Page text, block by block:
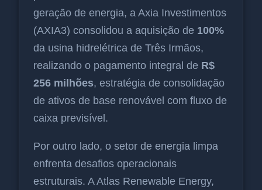
geração de energia, a Axia Investimentos
(AXIA3) consolidou a aquisição de 100%
da usina hidrelétrica de Três Irmãos,
realizando o pagamento integral de R$
256 milhões, estratégia de consolidação
de ativos de base renovável com fluxo de
caixa previsível.
Por outro lado, o setor de energia limpa
enfrenta desafios operacionais
estruturais. A Atlas Renewable Energy,